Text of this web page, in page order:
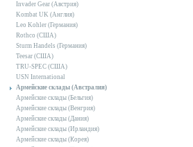
Invader Gear (Австрия)
Kombat UK (Англия)
Leo Kohler (Германия)
Rothco (США)
Sturm Handels (Германия)
Teesar (США)
TRU-SPEC (США)
USN International
Армейские склады (Австралия)
Армейские склады (Бельгия)
Армейские склады (Венгрия)
Армейские склады (Дания)
Армейские склады (Ирландия)
Армейские склады (Корея)